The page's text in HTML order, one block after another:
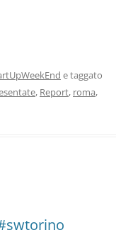
e taggato
, Report, roma,